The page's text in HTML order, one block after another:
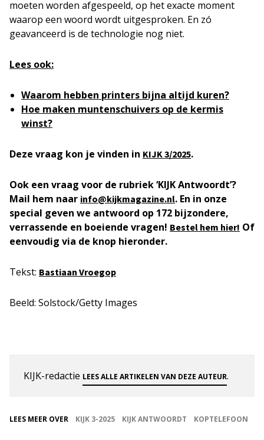
moeten worden afgespeeld, op het exacte moment
waarop een woord wordt uitgesproken. En zó
geavanceerd is de technologie nog niet.
Lees ook:
Waarom hebben printers bijna altijd kuren?
Hoe maken muntenschuivers op de kermis
winst?
Deze vraag kon je vinden in KIJK 3/2025.
Ook een vraag voor de rubriek ‘KIJK Antwoordt’?
Mail hem naar info@kijkmagazine.nl. En in onze
special geven we antwoord op 172 bijzondere,
verrassende en boeiende vragen! Bestel hem hier! Of
eenvoudig via de knop hieronder.
Tekst: Bastiaan Vroegop
Beeld: Solstock/Getty Images
KIJK-redactie LEES ALLE ARTIKELEN VAN DEZE AUTEUR.
LEES MEER OVER KIJK 3-2025 KIJK ANTWOORDT KOPTELEFOON